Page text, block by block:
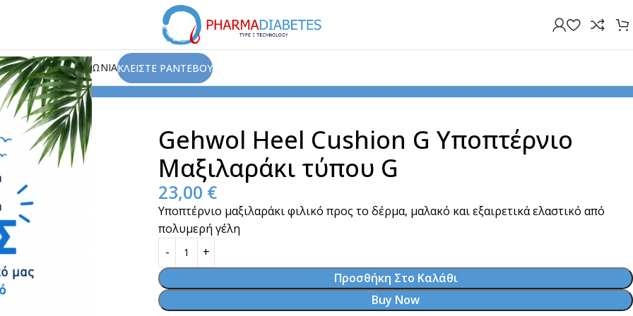
ΑΡΘΡΑΕΠΙΚΟΙΝΩΝΙΑΚΛΕΙΣΤΕ ΡΑΝΤΕΒΟΥ
Gehwol Gehwol Heel Cushion G Υποπτέρνιο Μαξιλαράκι τύπου G
Gehwol Heel Cushion G Υποπτέρνιο
Μαξιλαράκι τύπου G
23,00 €
Υποπτέρνιο μαξιλαράκι φιλικό προς το δέρμα, μαλακό και εξαιρετικά ελαστικό από
πολυμερή γέλη
Προσθήκη Στο Καλάθι
Buy Now